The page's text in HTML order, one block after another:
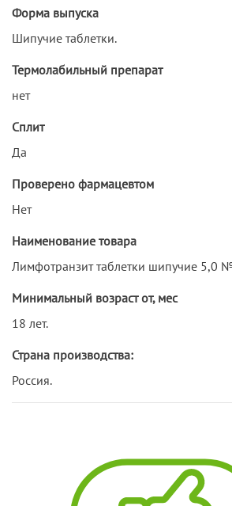
Форма выпуска
Шипучие таблетки.
Термолабильный препарат
нет
Сплит
Да
Проверено фармацевтом
Нет
Наименование товара
Лимфотранзит таблетки шипучие 5,0
Минимальный возраст от, мес
18 лет.
Страна производства:
Россия.